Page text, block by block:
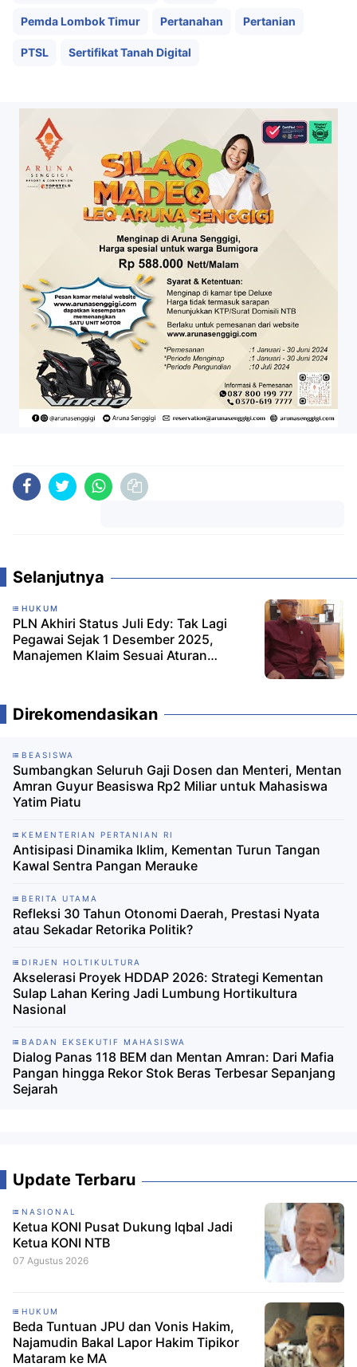
Pemda Lombok Timur Pertanahan Pertanian
PTSL Sertifikat Tanah Digital
Selanjutnya
HUKUM
PLN Akhiri Status Juli Edy: Tak Lagi
Pegawai Sejak 1 Desember 2025,
Manajemen Klaim Sesuai Aturan
Direkomendasikan
BEASISWA
Sumbangkan Seluruh Gaji Dosen dan Menteri, Mentan
Amran Guyur Beasiswa Rp2 Miliar untuk Mahasiswa
Yatim Piatu
KEMENTERIAN PERTANIAN RI
Antisipasi Dinamika Iklim, Kementan Turun Tangan
Kawal Sentra Pangan Merauke
BERITA UTAMA
Refleksi 30 Tahun Otonomi Daerah, Prestasi Nyata
atau Sekadar Retorika Politik?
DIRJEN HOLTIKULTURA
Akselerasi Proyek HDDAP 2026: Strategi Kementan
Sulap Lahan Kering Jadi Lumbung Hortikultura
Nasional
BADAN EKSEKUTIF MAHASISWA
Dialog Panas 118 BEM dan Mentan Amran: Dari Mafia
Pangan hingga Rekor Stok Beras Terbesar Sepanjang
Sejarah
Update Terbaru
NASIONAL
Ketua KONI Pusat Dukung Iqbal Jadi
Ketua KONI NTB
07 Agustus 2026
HUKUM
Beda Tuntuan JPU dan Vonis Hakim,
Najamudin Bakal Lapor Hakim Tipikor
Mataram ke MA